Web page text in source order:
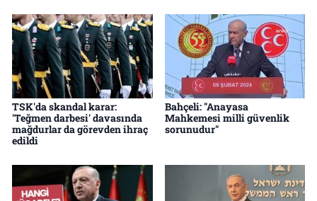
TSK'da skandal karar:
'Teğmen darbesi' davasında
mağdurlar da görevden ihraç
edildi
Bahçeli: "Anayasa
Mahkemesi milli güvenlik
sorunudur"